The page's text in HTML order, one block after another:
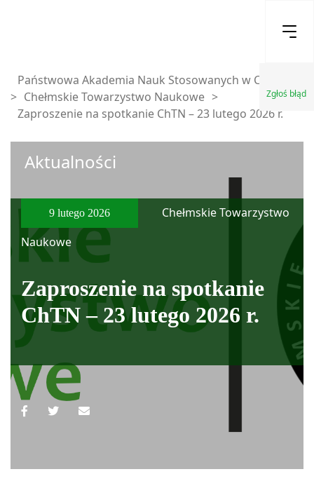
Zgłoś błąd
Państwowa Akademia Nauk Stosowanych w Chełmie
> Chełmskie Towarzystwo Naukowe >
Zaproszenie na spotkanie ChTN – 23 lutego 2026 r.
Aktualności
9 lutego 2026
Chełmskie Towarzystwo
Naukowe
Zaproszenie na spotkanie
ChTN – 23 lutego 2026 r.